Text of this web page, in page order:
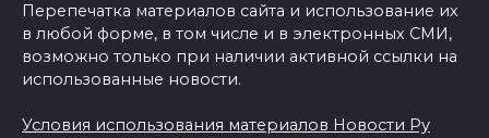
Перепечатка материалов сайта и использование их
в любой форме, в том числе и в электронных СМИ,
возможно только при наличии активной ссылки на
использованные новости.
Условия использования материалов Новости Ру